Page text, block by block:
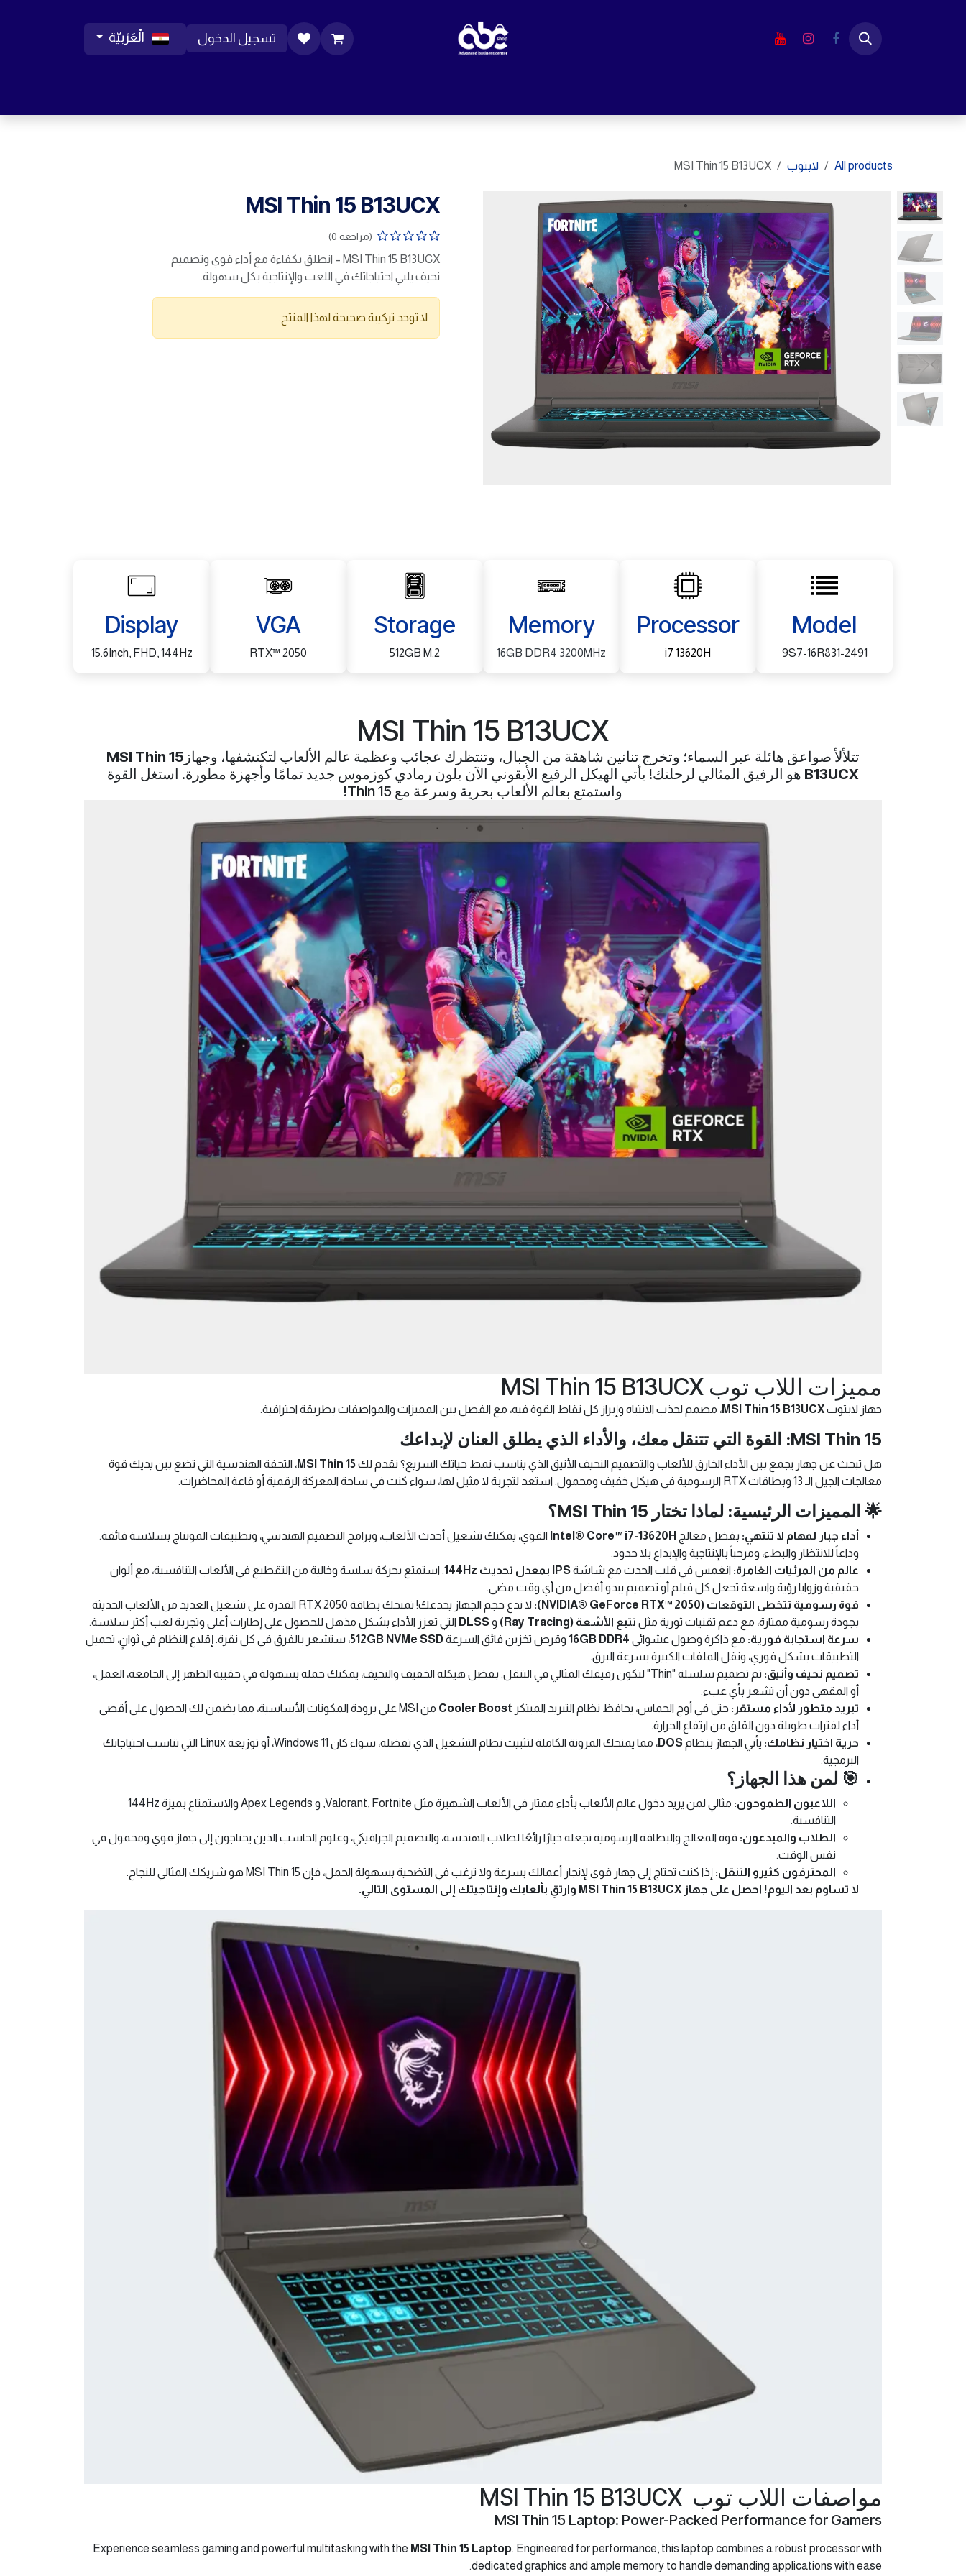
تسجيل الدخول الْعَرَبيّة
All products لابتوب MSI Thin 15 B13UCX
MSI Thin 15 B13UCX
(مراجعة 0)
MSI Thin 15 B13UCX – انطلق بكفاءة مع أداء قوي وتصميم
نحيف يلبي احتياجاتك في اللعب والإنتاجية بكل سهولة.
لا توجد تركيبة صحيحة لهذا المنتج.
Model
9S7-16R831-2491
Processor
i7 13620H
Memory
16GB DDR4 3200MHz
Storage
512GB M.2
VGA
RTX™ 2050
Display
15.6Inch, FHD, 144Hz
MSI Thin 15 B13UCX
تتلألأ صواعق هائلة عبر السماء؛ وتخرج تنانين شاهقة من الجبال، وتنتظرك عجائب وعظمة عالم الألعاب لتكتشفها، وجهاز MSI Thin 15
B13UCX هو الرفيق المثالي لرحلتك! يأتي الهيكل الرفيع الأيقوني الآن بلون رمادي كوزموس جديد تمامًا وأجهزة مطورة. استغل القوة
واستمتع بعالم الألعاب بحرية وسرعة مع Thin 15!
مميزات اللاب توب MSI Thin 15 B13UCX
جهاز لابتوبMSI Thin 15 B13UCX، مصمم لجذب الانتباه وإبراز كل نقاط القوة فيه، مع الفصل بين المميزات والمواصفات بطريقة احترافية.
MSI Thin 15: القوة التي تتنقل معك، والأداء الذي يطلق العنان لإبداعك
هل تبحث عن جهاز يجمع بين الأداء الخارق للألعاب والتصميم النحيف الأنيق الذي يناسب نمط حياتك السريع؟ نقدم لكMSI Thin 15، التحفة الهندسية التي تضع بين يديك قوة
معالجات الجيل الـ 13 وبطاقات RTX الرسومية في هيكل خفيف ومحمول. استعد لتجربة لا مثيل لها، سواء كنت في ساحة المعركة الرقمية أو قاعة المحاضرات.
🌟 المميزات الرئيسية: لماذا تختار MSI Thin 15؟
أداء جبار لمهام لا تنتهي: بفضل معالج Intel® Core™ i7-13620H القوي، يمكنك تشغيل أحدث الألعاب، وبرامج التصميم الهندسي، وتطبيقات المونتاج بسلاسة فائقة.
وداعاً للانتظار والبطء، ومرحباً بالإنتاجية والإبداع بلا حدود.
عالم من المرئيات الغامرة: انغمس في قلب الحدث مع شاشةIPS بمعدل تحديث 144Hz
. استمتع بحركة سلسة وخالية من التقطيع في الألعاب التنافسية، مع ألوان
حقيقية وزوايا رؤية واسعة تجعل كل فيلم أو تصميم يبدو أفضل من أي وقت مضى.
قوة رسومية تتخطى التوقعات (NVIDIA® GeForce RTX™ 2050):
لا تدع حجم الجهاز يخدعك! تمنحك بطاقة RTX 2050 القدرة على تشغيل العديد من الألعاب الحديثة
بجودة رسومية ممتازة، مع دعم تقنيات ثورية مثل تتبع الأشعة (Ray Tracing) وDLSS التي تعزز الأداء بشكل مذهل للحصول على إطارات أعلى وتجربة لعب أكثر سلاسة.
سرعة استجابة فورية: مع ذاكرة وصول عشوائي 16GB DDR4 وقرص تخزين فائق السرعة512GB NVMe SSD، ستشعر بالفرق في كل نقرة. إقلاع النظام في ثوانٍ، تحميل
التطبيقات بشكل فوري، ونقل الملفات الكبيرة بسرعة البرق.
تصميم نحيف وأنيق:
تم تصميم سلسلة "Thin" لتكون رفيقك المثالي في التنقل. بفضل هيكله الخفيف والنحيف، يمكنك حمله بسهولة في حقيبة الظهر إلى الجامعة، العمل،
أو المقهى دون أن تشعر بأي عبء.
تبريد متطور لأداء مستقر: حتى في أوج الحماس، يحافظ نظام التبريد المبتكر Cooler Boost
من MSI على برودة المكونات الأساسية، مما يضمن لك الحصول على أقصى
أداء لفترات طويلة دون القلق من ارتفاع الحرارة.
حرية اختيار نظامك: يأتي الجهاز بنظام DOS
، مما يمنحك المرونة الكاملة لتثبيت نظام التشغيل الذي تفضله، سواء كان Windows 11، أو توزيعة Linux التي تناسب احتياجاتك
البرمجية.
🎯 لمن هذا الجهاز؟
اللاعبون الطموحون:
مثالي لمن يريد دخول عالم الألعاب بأداء ممتاز في الألعاب الشهيرة مثل Valorant, Fortnite, و Apex Legends والاستمتاع بميزة 144Hz
التنافسية.
الطلاب والمبدعون: قوة المعالج والبطاقة الرسومية تجعله خيارًا رائعًا لطلاب الهندسة، والتصميم الجرافيكي، وعلوم الحاسب الذين يحتاجون إلى جهاز قوي ومحمول في
نفس الوقت.
المحترفون كثيرو التنقل: إذا كنت تحتاج إلى جهاز قوي لإنجاز أعمالك بسرعة ولا ترغب في التضحية بسهولة الحمل، فإن MSI Thin 15 هو شريكك المثالي للنجاح.
لا تساوم بعد اليوم! احصل على جهاز MSI Thin 15 B13UCX وارتقِ بألعابك وإنتاجيتك إلى المستوى التالي.
مواصفات اللاب توب MSI Thin 15 B13UCX
MSI Thin 15 Laptop: Power-Packed Performance for Gamers
Experience seamless gaming and powerful multitasking with the MSI Thin 15 Laptop. Engineered for performance, this laptop combines a robust processor with
dedicated graphics and ample memory to handle demanding applications with ease.